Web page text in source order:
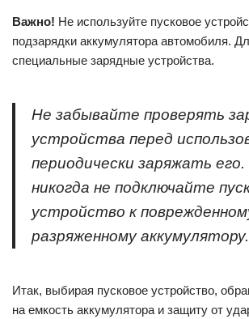
Важно! Не используйте пусковое
подзарядки аккумулятора автомобиля.
специальные зарядные устройства.
Не забывайте проверять
устройства перед
периодически заряжать
никогда не подключайте
устройство к
разряженному аккумулятору.
Итак, выбирая пусковое устройство,
на емкость аккумулятора и защиту от